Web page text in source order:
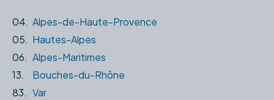
04. Alpes-de-Haute-Provence
05. Hautes-Alpes
06. Alpes-Maritimes
13.
Bouches-du-Rhône
83. Var